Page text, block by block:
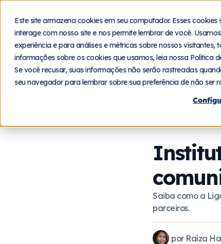
Este site armazena cookies em seu computador. Esses
interage com nosso site e nos permite lembrar de você.
experiência e para análises e métricas sobre nossos
informações sobre os cookies que usamos, leia nossa Política
Se você recusar, suas informações não serão rastreadas
seu navegador para lembrar sobre sua preferência de não ser
Plataforma Segmentos
Seja um parceiro
Cases
Saiba como a
parceiros.
porRaíza